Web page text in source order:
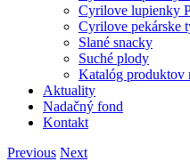
Cyrilove lupienky
Cyrilove pekárske
Slané snacky
Suché plody
Katalóg produktov
Aktuality
Nadačný fond
Kontakt
Previous Next